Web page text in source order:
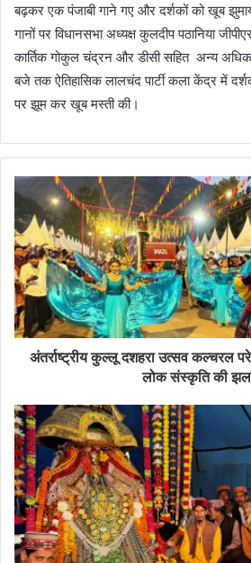
बढ़कर एक पंजाबी गाने गए और दर्शकों को खूब
गानों पर विधानसभा अध्यक्ष कुलदीप पठानिया
कार्तिक गोकुल चंद्रन और डीसी सहित अन्य
बजे तक ऐतिहासिक लालचंद पार्टी कला केंद्र में
पर झूम कर खूब मस्ती की।
अंतर्राष्ट्रीय कुल्लू दशहरा उत्सव कल्चरल
लोक संस्कृति की